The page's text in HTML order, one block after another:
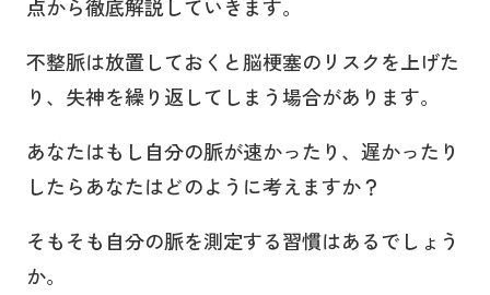
点から徹底解説していきます。
不整脈は放置しておくと脳梗塞のリスクを上げた
り、失神を繰り返してしまう場合があります。
あなたはもし自分の脈が速かったり、遅かったり
したらあなたはどのように考えますか？
そもそも自分の脈を測定する習慣はあるでしょう
か。